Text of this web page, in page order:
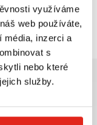
využíváme
web používáte,
média, inzerci a
s
nebo které
služby.